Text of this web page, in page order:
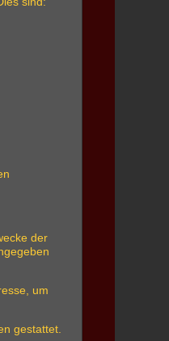
der
um
gestattet.